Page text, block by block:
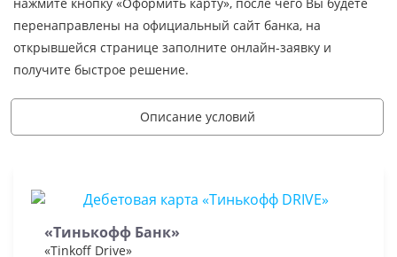
перенаправлены на официальный сайт банка, на
открывшейся странице заполните онлайн-заявку и
получите быстрое решение.
Описание условий
«Тинькофф Банк»
«Tinkoff Drive»